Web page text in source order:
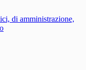
di amministrazione,